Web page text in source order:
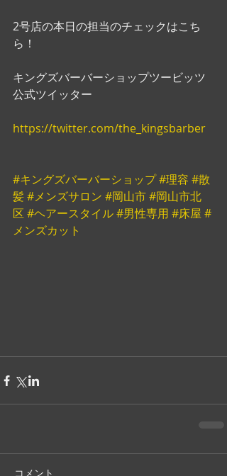
2号店の本日の担当のチェックはこち
ら！
キングズバーバーショップツービッツ
公式ツイッター
https://twitter.com/the_kingsbarber
#キングズバーバーショップ#理容 #散
髪#メンズサロン #岡山市#岡山市北
区 #ヘアースタイル#男性専用 #床屋 #
メンズカット
コメント